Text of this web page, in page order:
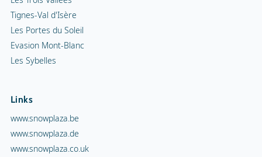
Tignes-Val d'Isère
Les Portes du Soleil
Evasion Mont-Blanc
Les Sybelles
Links
www.snowplaza.be
www.snowplaza.de
www.snowplaza.co.uk